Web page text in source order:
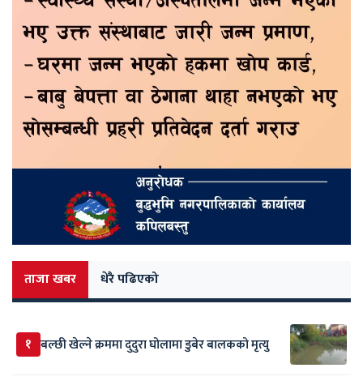
ताजा खबर धेरै पढिएको
१ बल्छी खेल्ने क्रममा दुदुरा घोलामा डुबेर बालकको मृत्यु